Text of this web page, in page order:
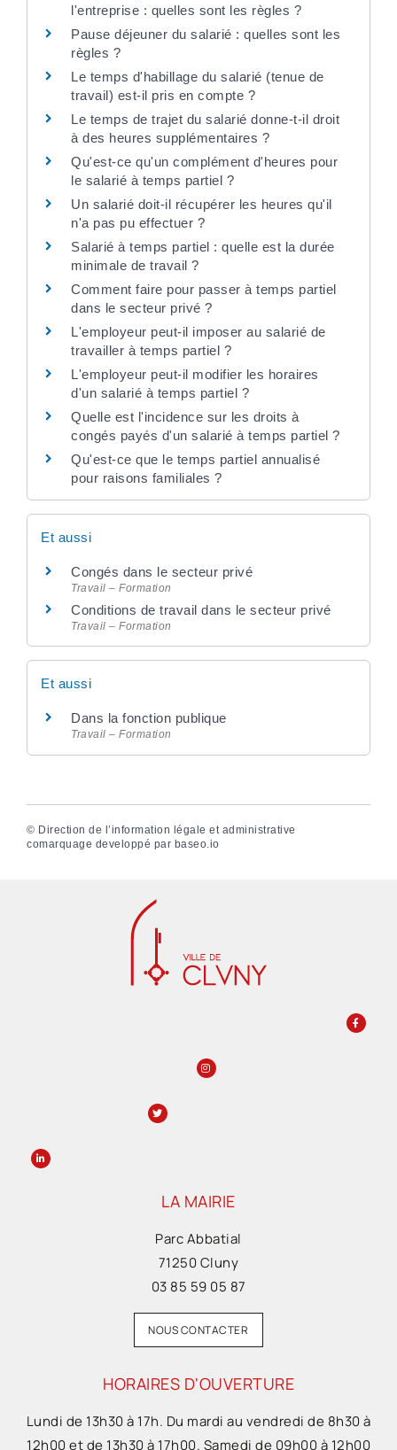
l'entreprise : quelles sont les règles ?
Pause déjeuner du salarié : quelles sont les
règles ?
Le temps d'habillage du salarié (tenue de
travail) est-il pris en compte ?
Le temps de trajet du salarié donne-t-il droit
à des heures supplémentaires ?
Qu'est-ce qu'un complément d'heures pour
le salarié à temps partiel ?
Un salarié doit-il récupérer les heures qu'il
n'a pas pu effectuer ?
Salarié à temps partiel : quelle est la durée
minimale de travail ?
Comment faire pour passer à temps partiel
dans le secteur privé ?
L'employeur peut-il imposer au salarié de
travailler à temps partiel ?
L'employeur peut-il modifier les horaires
d'un salarié à temps partiel ?
Quelle est l'incidence sur les droits à
congés payés d'un salarié à temps partiel ?
Qu'est-ce que le temps partiel annualisé
pour raisons familiales ?
Et aussi
Congés dans le secteur privé
Travail – Formation
Conditions de travail dans le secteur privé
Travail – Formation
Et aussi
Dans la fonction publique
Travail – Formation
© Direction de l’information légale et administrative
comarquage developpé par baseo.io
LA MAIRIE
Parc Abbatial
71250 Cluny
03 85 59 05 87
NOUS CONTACTER
HORAIRES D'OUVERTURE
Lundi de 13h30 à 17h. Du mardi au vendredi de 8h30 à
12h00 et de 13h30 à 17h00. Samedi de 09h00 à 12h00